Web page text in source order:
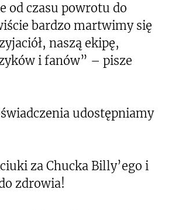
od czasu powrotu do
bardzo martwimy się
naszą ekipę,
i fanów” – pisze
udostępniamy
za Chucka Billy’ego i
zdrowia!